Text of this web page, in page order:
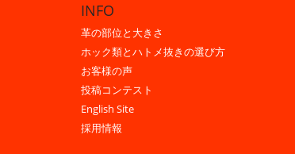
INFO
革の部位と大きさ
ホック類とハトメ抜きの選び方
お客様の声
投稿コンテスト
English Site
採用情報